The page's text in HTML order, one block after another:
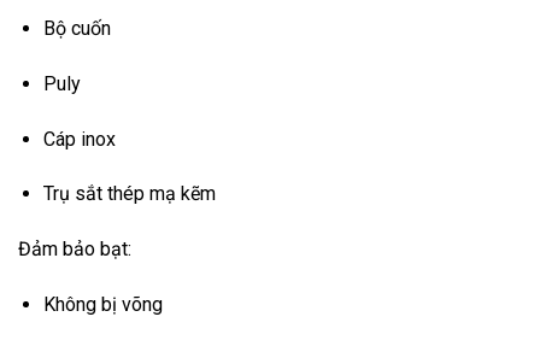
Bộ cuốn
Puly
Cáp inox
Trụ sắt thép mạ kẽm
Đảm bảo bạt:
Không bị võng